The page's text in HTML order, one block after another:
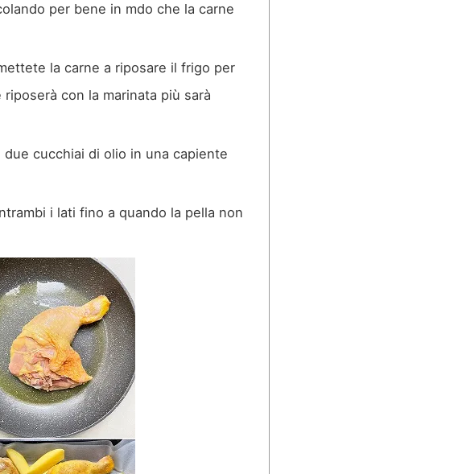
per bene in mdo che la carne
la carne a riposare il frigo per
con la marinata più sarà
cucchiai di olio in una capiente
i lati fino a quando la pella non